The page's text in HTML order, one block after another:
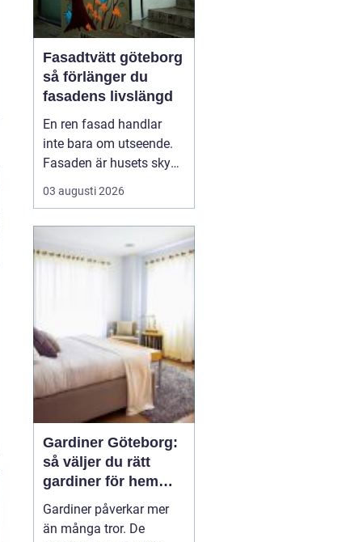
Fasadtvätt göteborg
så förlänger du
fasadens livslängd
En ren fasad handlar
inte bara om utseende.
Fasaden är husets skydd
mot regn, vind, avgaser
och påväxt som alger
och påväxt får fäste
börjar materialen slitas
kan fastighetsägare i
Göteborg ...
03 augusti 2026
Gardiner Göteborg:
så väljer du rätt
gardiner för hem
och offentlig miljö
Gardiner påverkar mer
än många tror. De